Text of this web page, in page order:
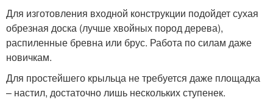
Для изготовления входной конструкции подойдет сухая
обрезная доска (лучше хвойных пород дерева),
распиленные бревна или брус. Работа по силам даже
новичкам.
Для простейшего крыльца не требуется даже площадка
– настил, достаточно лишь нескольких ступенек.